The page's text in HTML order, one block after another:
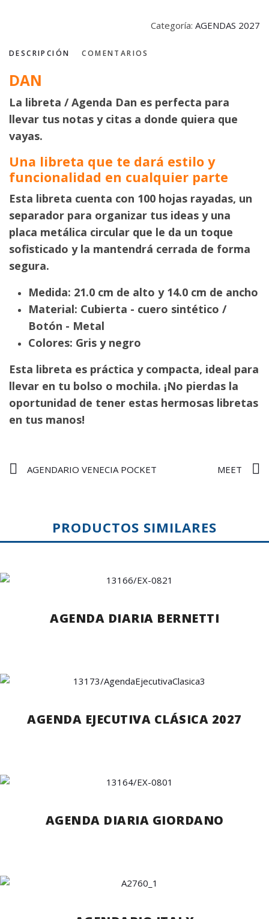
Categoría: AGENDAS 2027
DESCRIPCIÓN COMENTARIOS
DAN
La libreta / Agenda Dan es perfecta para
llevar tus notas y citas a donde quiera que
vayas.
Una libreta que te dará estilo y
funcionalidad en cualquier parte
Esta libreta cuenta con 100 hojas rayadas, un
separador para organizar tus ideas y una
placa metálica circular que le da un toque
sofisticado y la mantendrá cerrada de forma
segura.
Medida: 21.0 cm de alto y 14.0 cm de ancho
Material: Cubierta - cuero sintético /
Botón - Metal
Colores: Gris y negro
Esta libreta es práctica y compacta, ideal para
llevar en tu bolso o mochila. ¡No pierdas la
oportunidad de tener estas hermosas libretas
en tus manos!
AGENDARIO VENECIA POCKET MEET
PRODUCTOS SIMILARES
AGENDA DIARIA BERNETTI
AGENDA EJECUTIVA CLÁSICA 2027
AGENDA DIARIA GIORDANO